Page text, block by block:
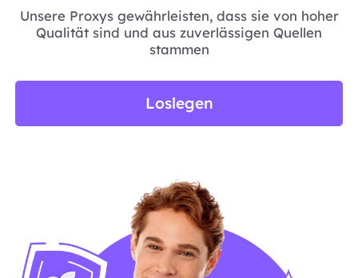
Unsere Proxys gewährleisten, dass sie von hoher
Qualität sind und aus zuverlässigen Quellen
stammen
Loslegen